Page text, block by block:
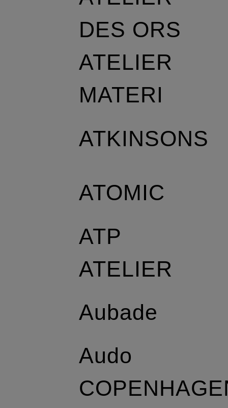
DES ORS
ATELIER
MATERI
ATKINSONS
ATOMIC
ATP
ATELIER
Aubade
Audo